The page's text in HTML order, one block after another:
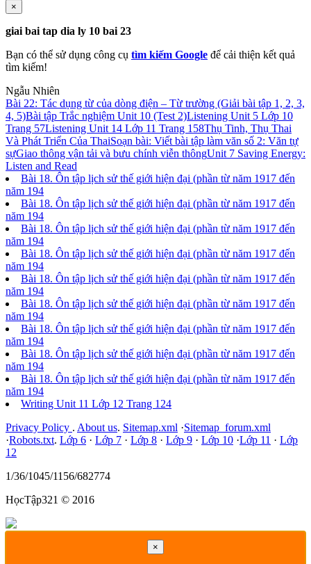
×
giai bai tap dia ly 10 bai 23
Bạn có thể sử dụng công cụ tìm kiếm Google để cải thiện kết quả
tìm kiếm!
Ngẫu Nhiên
Bài 22: Tác dụng từ của dòng điện – Từ trường (Giải bài tập 1, 2, 3,
4, 5)Bài tập Trắc nghiệm Unit 10 (Test 2)Listening Unit 5 Lớp 10
Trang 57Listening Unit 14 Lớp 11 Trang 158Thụ Tinh, Thụ Thai
Và Phát Triển Của ThaiSoạn bài: Viết bài tập làm văn số 2: Văn tự
sựGiao thông vận tải và bưu chính viễn thôngUnit 7 Saving Energy:
Listen and Read
Bài 18. Ôn tập lịch sử thế giới hiện đại (phần từ năm 1917 đến
năm 194
Bài 18. Ôn tập lịch sử thế giới hiện đại (phần từ năm 1917 đến
năm 194
Bài 18. Ôn tập lịch sử thế giới hiện đại (phần từ năm 1917 đến
năm 194
Bài 18. Ôn tập lịch sử thế giới hiện đại (phần từ năm 1917 đến
năm 194
Bài 18. Ôn tập lịch sử thế giới hiện đại (phần từ năm 1917 đến
năm 194
Bài 18. Ôn tập lịch sử thế giới hiện đại (phần từ năm 1917 đến
năm 194
Bài 18. Ôn tập lịch sử thế giới hiện đại (phần từ năm 1917 đến
năm 194
Bài 18. Ôn tập lịch sử thế giới hiện đại (phần từ năm 1917 đến
năm 194
Bài 18. Ôn tập lịch sử thế giới hiện đại (phần từ năm 1917 đến
năm 194
Writing Unit 11 Lớp 12 Trang 124
Privacy Policy . About us. Sitemap.xml ·Sitemap_forum.xml
·Robots.txt. Lớp 6 · Lớp 7 · Lớp 8 · Lớp 9 · Lớp 10 ·Lớp 11 · Lớp
12
1/36/1045/1156/682774
HọcTập321 © 2016
×